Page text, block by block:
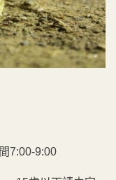
7:00-9:00